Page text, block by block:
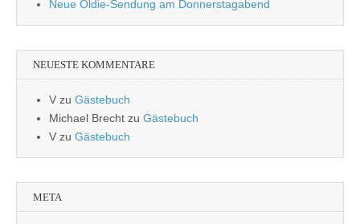
Neue Oldie-Sendung am Donnerstagabend
NEUESTE KOMMENTARE
V zu Gästebuch
Michael Brecht zu Gästebuch
Vzu Gästebuch
META